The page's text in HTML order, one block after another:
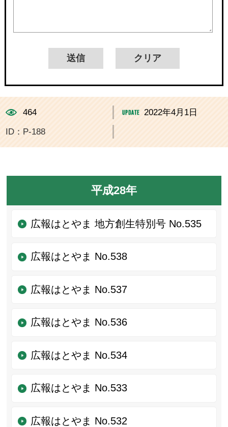
464 2022年4月1日
ID：P-188
平成28年
広報はとやま 地方創生特別号 No.535
広報はとやま No.538
広報はとやま No.537
広報はとやま No.536
広報はとやま No.534
広報はとやま No.533
広報はとやま No.532